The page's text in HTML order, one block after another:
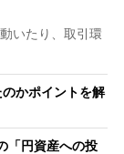
いたり、取引環
かポイントを解
「円資産への投